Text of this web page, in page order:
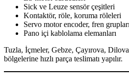
Sick ve Leuze sensör çeşitleri
Kontaktör, röle, koruma röleleri
Servo motor encoder, fren grupları
Pano içi kablolama elemanları
Tuzla, İçmeler, Gebze, Çayırova,
bölgelerine hızlı parça teslimatı yapılır.